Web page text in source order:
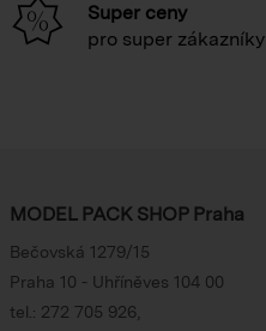
Super ceny
pro super zákazníky
MODEL PACK SHOP Praha
Bečovská 1279/15
Praha 10 - Uhříněves 104 00
tel.: 272 705 926